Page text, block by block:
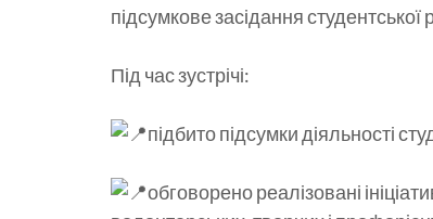
підсумкове засідання студентської
Під час зустрічі:
підбито підсумки діяльності
обговорено реалізовані